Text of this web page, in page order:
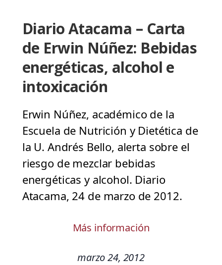
Diario Atacama – Carta
de Erwin Núñez: Bebidas
energéticas, alcohol e
intoxicación
Erwin Núñez, académico de la
Escuela de Nutrición y Dietética de
la U. Andrés Bello, alerta sobre el
riesgo de mezclar bebidas
energéticas y alcohol. Diario
Atacama, 24 de marzo de 2012.
Más información
marzo 24, 2012